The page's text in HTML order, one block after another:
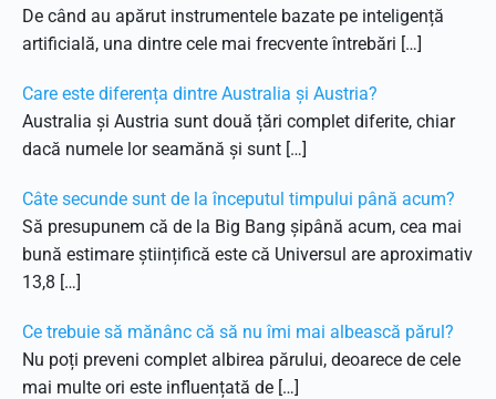
De când au apărut instrumentele bazate pe inteligență
artificială, una dintre cele mai frecvente întrebări […]
Care este diferența dintre Australia și Austria?
Australia și Austria sunt două țări complet diferite, chiar
dacă numele lor seamănă și sunt […]
Câte secunde sunt de la începutul timpului până acum?
Să presupunem că de la Big Bang șipână acum, cea mai
bună estimare științifică este că Universul are aproximativ
13,8 […]
Ce trebuie să mănânc că să nu îmi mai albească părul?
Nu poți preveni complet albirea părului, deoarece de cele
mai multe ori este influențată de […]